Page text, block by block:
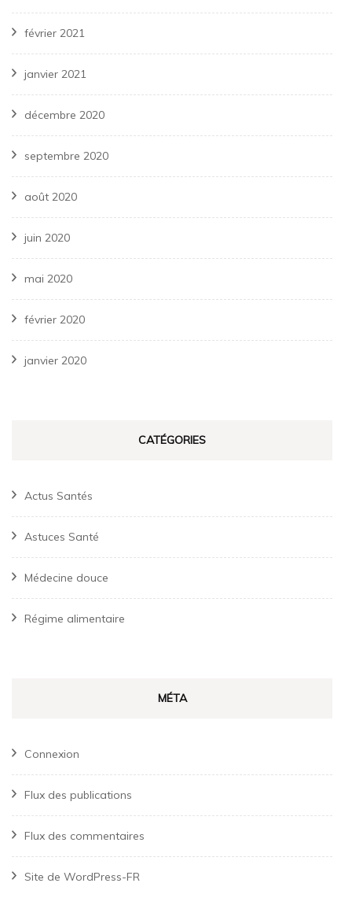
février 2021
janvier 2021
décembre 2020
septembre 2020
août 2020
juin 2020
mai 2020
février 2020
janvier 2020
CATÉGORIES
Actus Santés
Astuces Santé
Médecine douce
Régime alimentaire
MÉTA
Connexion
Flux des publications
Flux des commentaires
Site de WordPress-FR